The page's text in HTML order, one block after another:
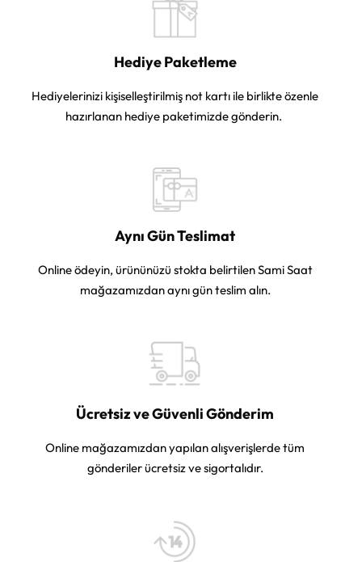
Hediye Paketleme
Hediyelerinizi kişiselleştirilmiş not kartı ile birlikte özenle
hazırlanan hediye paketimizde gönderin.
Aynı Gün Teslimat
Online ödeyin, ürününüzü stokta belirtilen Sami Saat
mağazamızdan aynı gün teslim alın.
Ücretsiz ve Güvenli Gönderim
Online mağazamızdan yapılan alışverişlerde tüm
gönderiler ücretsiz ve sigortalıdır.